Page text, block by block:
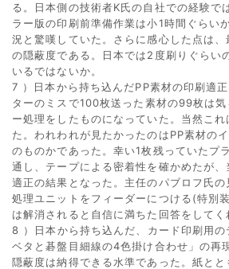
る。日本側の技術者K氏の自社での経験で
ラー版の印刷前準備作業は小1時間ぐらい
況と驚嘆していた。さらに感心した点は
の隠蔽度である。日本では2度刷りぐらい
いるではないか。
7 ）日本から持ち込んだPP素材の印刷適
ターのミスで100枚送った素材の99枚は
ー処理をしたものになっていた。当然これ
た。われわれが見たかったのはPP素材の
のものかであった。幸い1枚残っていたプ
通し、テープによる密着性を確かめたが
適正の結果となった。主任のパブロフ氏
処理ユニットをフィーダーにつける(特別
は解消されると自信に満ちた回答をしてく
8 ）日本から持ち込んだ、カード印刷用
ベタと碁盤目細線の4色掛け合わせ」の再
隠蔽度は納得できる水準であった。紙と